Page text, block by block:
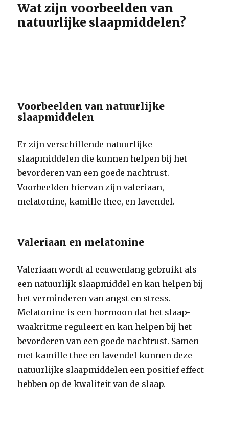
Wat zijn voorbeelden van
natuurlijke slaapmiddelen?
Voorbeelden van natuurlijke
slaapmiddelen
Er zijn verschillende natuurlijke
slaapmiddelen die kunnen helpen bij het
bevorderen van een goede nachtrust.
Voorbeelden hiervan zijn valeriaan,
melatonine, kamille thee, en lavendel.
Valeriaan en melatonine
Valeriaan wordt al eeuwenlang gebruikt als
een natuurlijk slaapmiddel en kan helpen bij
het verminderen van angst en stress.
Melatonine is een hormoon dat het slaap-
waakritme reguleert en kan helpen bij het
bevorderen van een goede nachtrust. Samen
met kamille thee en lavendel kunnen deze
natuurlijke slaapmiddelen een positief effect
hebben op de kwaliteit van de slaap.